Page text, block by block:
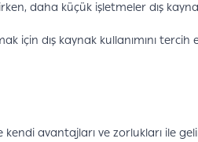
daha küçük işletmeler dış
için dış kaynak kullanımını tercih
avantajları ve zorlukları ile